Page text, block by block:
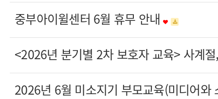
중부아이윌센터 6월 휴무 안내
<2026년 분기별 2차 보호자 교육> 사계
2026년 6월 미소지기 부모교육(미디어